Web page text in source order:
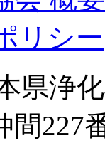
リシー
県浄
間